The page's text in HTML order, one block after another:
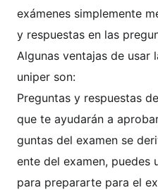
exámenes simplemente
y respuestas en las
Algunas ventajas de usar
uniper son:
Preguntas y respuestas
que te ayudarán a
guntas del examen se
ente del examen, puedes
para prepararte para el